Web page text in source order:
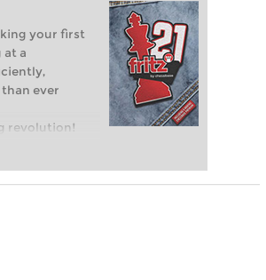
your first
at a
ever
revolution!
club chess,